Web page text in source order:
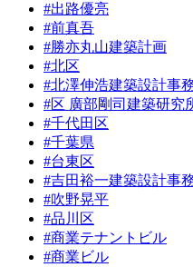
#出路優亮
#前真吾
#勝亦丸山建築計画
#北区
#北澤伸浩建築設計事
#区 廣部剛司建築研究
#千代田区
#千葉県
#台東区
#吉田裕一建築設計事
#吹野晃平
#品川区
#商業テナントビル
#商業ビル